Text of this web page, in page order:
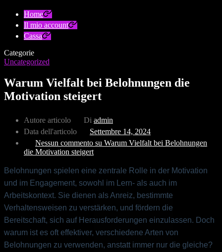
Home
Il mio account
Cassa
Categorie
Uncategorized
Warum Vielfalt bei Belohnungen die
Motivation steigert
Autore articolo Di admin
Data dell'articolo
Settembre 14, 2024
Nessun commento su Warum Vielfalt bei Belohnungen
die Motivation steigert
Belohnungen spielen eine zentrale Rolle in der Motivation
und im Engagement, sowohl im Lern- als auch im
Arbeitskontext. Sie dienen als Anreiz, bestimmte
Verhaltensweisen zu verstärken, und fördern die
Bereitschaft, sich auf Herausforderungen einzulassen. Doch
warum ist es oft effektiver, verschiedene Arten von
Belohnungen zu verwenden, anstatt immer nur die gleiche?